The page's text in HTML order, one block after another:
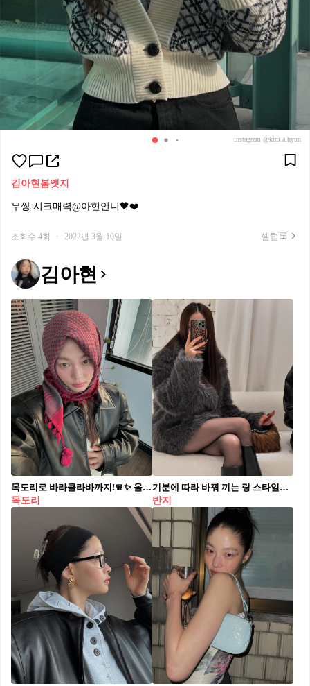
instagram @kim.a.hyun
김아현봄엣지
무쌍 시크매력@아현언니🖤❤️
조회수 4회 · 2022년 3월 10일 셀럽룩
김아현
목도리로 바라클라바까지!🧣✨ 올 겨울 집에 있는 목도리로 바라클라바 만들기🖤
목도리
기분에 따라 바꿔 끼는 링 스타일💍 반지 하나로 패션에 포인트 더하기✔️✨ 1. 미니멀한 매력을 강조한 볼드링 하나만 착용하기 2. 시계와 함께 세련되게 매치하기 3. 두 손가락에 착용하여 스타일리시하게 레이어드하기 4. 다양한 사이즈의 반지로 개성 있게 레이어드하기
반지